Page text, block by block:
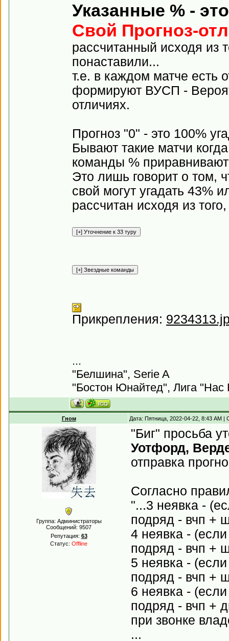
Указанные % -
Свой Прогноз-
рассчитанный исходя из
понаставили...
т.е. в каждом матче есть
формируют ВУСП -
отличиях.
Прогноз "0" - это 100%
Бывают такие матчи
команды %
Это лишь говорит о том,
свой могут угадать 43%
рассчитан исходя из
Прикрепления:
...
"Белшина", Serie A
"Бостон Юнайтед", Лига "Нас
Гном Дата: Пятница, 2022-04-22, 8:43 AM
Группа: Администраторы
Сообщений: 9507
Репутация: 63
Статус: Offline
"Биг" просьба
Уотфорд,
отправка
Согласно
"...3 неявка -
подряд - вчп +
4 неявка -
подряд - вчп +
5 неявка -
подряд - вчп +
6 неявка -
подряд - вчп +
при звонке
...